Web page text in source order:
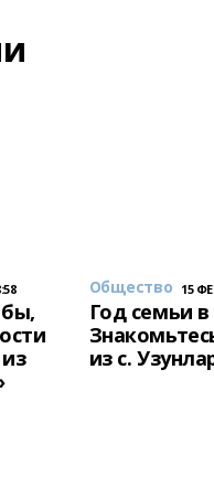
Общество 15
Год семьи в
из с.